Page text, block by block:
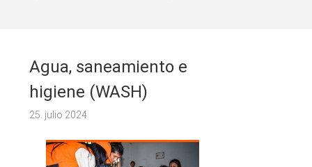
Agua, saneamiento e
higiene (WASH)
25. julio 2024